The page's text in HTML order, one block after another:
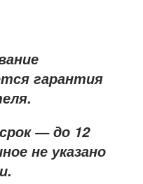
гарантия
.
— до 12
не указано